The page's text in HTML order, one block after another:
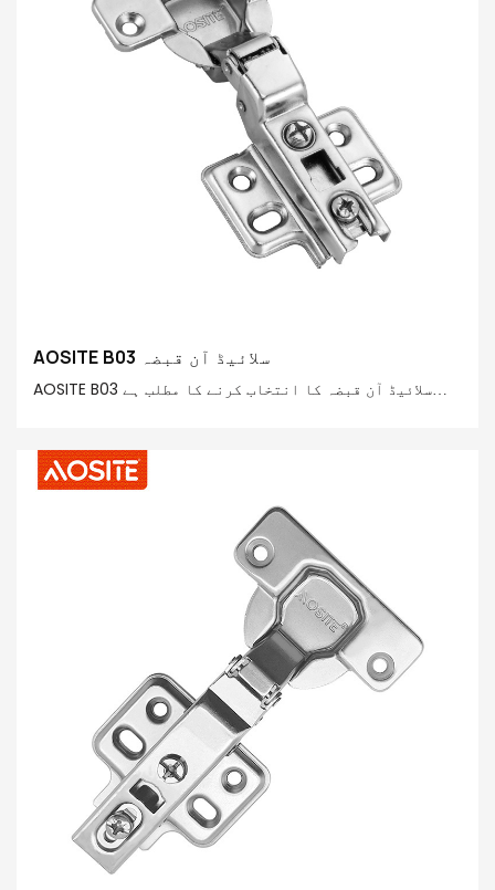
AOSITE B03 سلائیڈ آن قبضہ
AOSITE B03 سلائیڈ آن قبضہ کا انتخاب کرنے کا مطلب ہے
اعتماد معیار کو مربوط کرنے کا انتخاب، گھریلو زندگی
میں ایک نئے باب کا آغاز کرنا اور فرنیچر کے ساتھ ہر "ٹچ"